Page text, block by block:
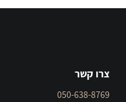
צרו קשר
050-638-8769